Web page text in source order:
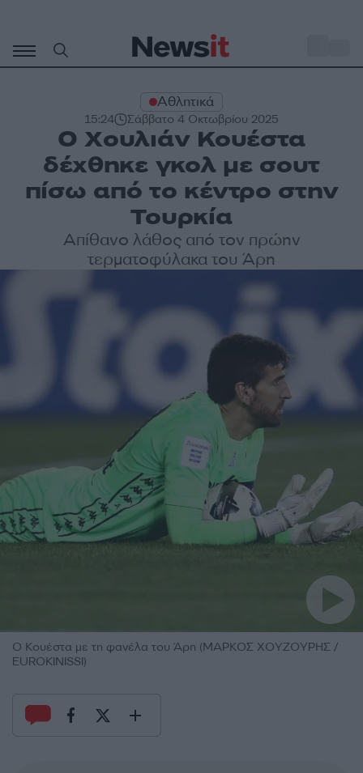
περιεχόμενο
Αθλητικά
15:24 Σάββατο 4 Οκτωβρίου 2025
O Χουλιάν Κουέστα
δέχθηκε γκολ με σουτ
πίσω από το κέντρο στην
Τουρκία
Απίθανο λάθος από τον πρώην
τερματοφύλακα του Άρη
Ο Κουέστα με τη φανέλα του Άρη (ΜΑΡΚΟΣ ΧΟΥΖΟΥΡΗΣ /
EUROKINISSI)